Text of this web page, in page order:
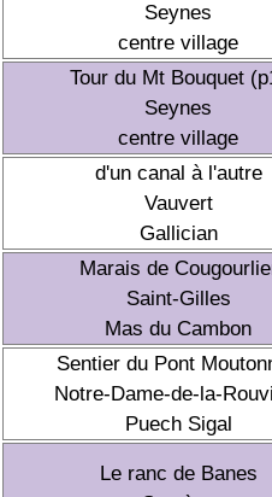
Seynes
centre village
Tour du Mt Bouquet
Seynes
centre village
d'un canal à l'autre
Vauvert
Gallician
Marais de
Saint-Gilles
Mas du Cambon
Sentier du Pont
Notre-Dame-de-la-
Puech Sigal
Le ranc de Banes